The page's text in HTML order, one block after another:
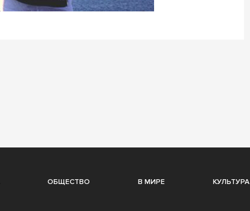
ОБЩЕСТВО В МИРЕ КУЛЬТУРА